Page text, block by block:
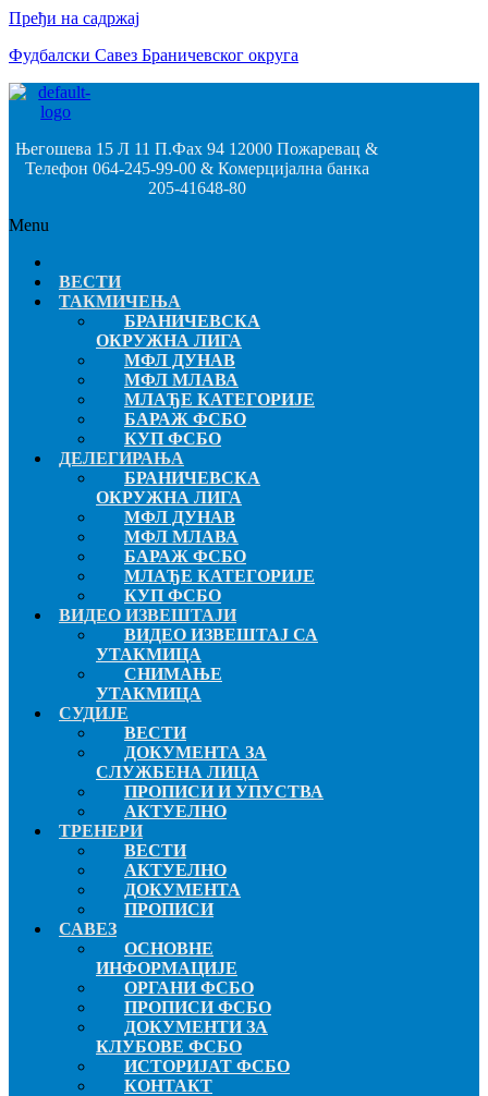
Пређи на садржај
Фудбалски Савез Браничевског округа
Његошева 15 Л 11 П.Фах 94 12000 Пожаревац &
Телефон 064-245-99-00 & Комерцијална банка
205-41648-80
Menu
ВЕСТИ
ТАКМИЧЕЊА
БРАНИЧЕВСКА
ОКРУЖНА ЛИГА
МФЛ ДУНАВ
МФЛ МЛАВА
МЛАЂЕ КАТЕГОРИЈЕ
БАРАЖ ФСБО
КУП ФСБО
ДЕЛЕГИРАЊА
БРАНИЧЕВСКА
ОКРУЖНА ЛИГА
МФЛ ДУНАВ
МФЛ МЛАВА
БАРАЖ ФСБО
МЛАЂЕ КАТЕГОРИЈЕ
КУП ФСБО
ВИДЕО ИЗВЕШТАЈИ
ВИДЕО ИЗВЕШТАЈ СА
УТАКМИЦА
СНИМАЊЕ
УТАКМИЦА
СУДИЈЕ
ВЕСТИ
ДОКУМЕНТА ЗА
СЛУЖБЕНА ЛИЦА
ПРОПИСИ И УПУСТВА
АКТУЕЛНО
ТРЕНЕРИ
ВЕСТИ
АКТУЕЛНО
ДОКУМЕНТА
ПРОПИСИ
САВЕЗ
ОСНОВНЕ
ИНФОРМАЦИЈЕ
ОРГАНИ ФСБО
ПРОПИСИ ФСБО
ДОКУМЕНТИ ЗА
КЛУБОВЕ ФСБО
ИСТОРИЈАТ ФСБО
КОНТАКТ